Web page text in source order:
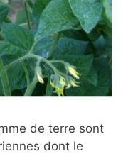
de terre sont
dont le